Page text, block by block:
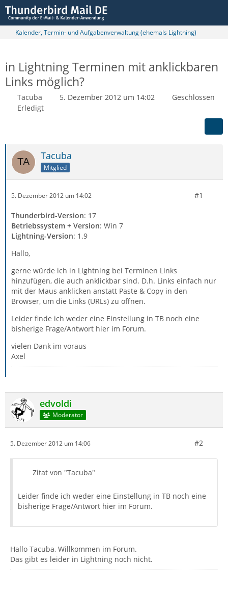
Kalender, Termin- und Aufgabenverwaltung (ehemals Lightning)
in Lightning Terminen mit anklickbaren
Links möglich?
Tacuba 5. Dezember 2012 um 14:02
Geschlossen
Erledigt
Tacuba
Mitglied
5. Dezember 2012 um 14:02 #1
Thunderbird-Version: 17
Betriebssystem + Version: Win 7
Lightning-Version: 1.9
Hallo,
gerne würde ich in Lightning bei Terminen Links
hinzufügen, die auch anklickbar sind. D.h. Links einfach nur
mit der Maus anklicken anstatt Paste & Copy in den
Browser, um die Links (URLs) zu öffnen.
Leider finde ich weder eine Einstellung in TB noch eine
bisherige Frage/Antwort hier im Forum.
vielen Dank im voraus
Axel
edvoldi
Moderator
5. Dezember 2012 um 14:06 #2
Zitat von "Tacuba"
Leider finde ich weder eine Einstellung in TB noch eine
bisherige Frage/Antwort hier im Forum.
Hallo Tacuba, Willkommen im Forum.
Das gibt es leider in Lightning noch nicht.